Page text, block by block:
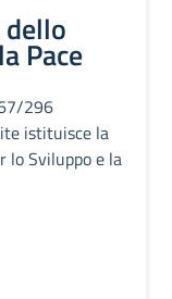
Pace
296
istituisce la
lo Sviluppo e la